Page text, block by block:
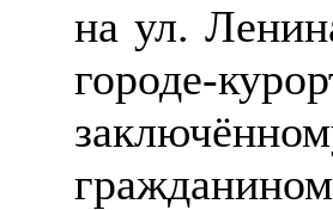
на ул.
городе-
гражданином